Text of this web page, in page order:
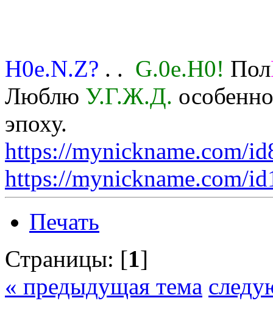
H0e.N.Z? . . G.0e.H0! Пол
Люблю У.Г.Ж.Д.
эпоху.
https://mynickname.com/
https://mynickname.com/
Печать
Страницы: [1]
« предыдущая тема